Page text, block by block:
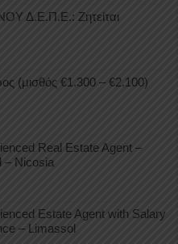
Δ.Ε.Π.Ε.: Ζητείται
(μισθός €1.300 – €2.100)
Real Estate Agent –
– Nicosia
Estate Agent with Salary
– Limassol